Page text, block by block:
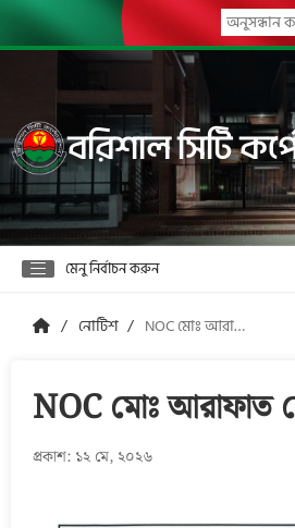
বরিশাল সিটি
মেনু নির্বাচন করুন
নোটিশ NOC মোঃ আরাফাত হোসেন মনির
NOC মোঃ আরাফাত
প্রকাশ: ১২ মে, ২০২৬